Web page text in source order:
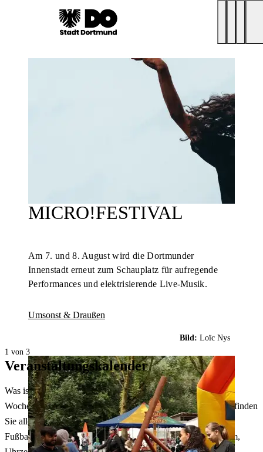
MICRO!FESTIVAL
Am 7. und 8. August wird die Dortmunder
Innenstadt erneut zum Schauplatz für aufregende
Performances und elektrisierende Live-Musik.
Umsonst & Draußen
Bild: Loïc Nys
1 von 3
Veranstaltungskalender
Was ist heute in Dortmund los? Welche Konzerte gibt es am
Wochenende? Im größten Veranstaltungskalender Dortmunds finden
Sie alle Events – von der Stadt- oder Museumsführung übers
Fußballspiel bis zum Flohmarkt. Sie können dabei nach Datum,